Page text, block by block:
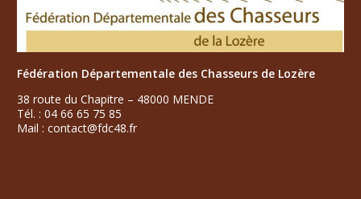
Fédération Départementale des Chasseurs de Lozère
38 route du Chapitre – 48000 MENDE
Tél. : 04 66 65 75 85
Mail : contact@fdc48.fr